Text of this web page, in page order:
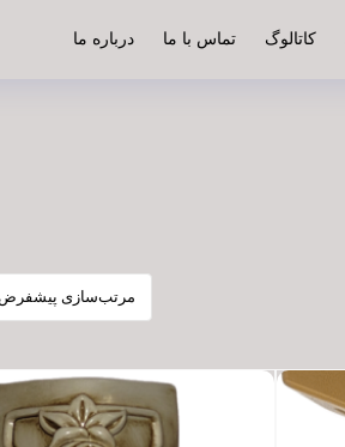
کاتالوگ تماس با ما درباره ما